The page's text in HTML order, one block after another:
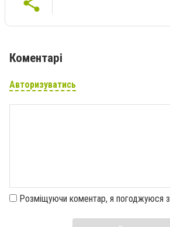
Коментарі
Авторизуватись
Розміщуючи коментар, я погоджуюся з